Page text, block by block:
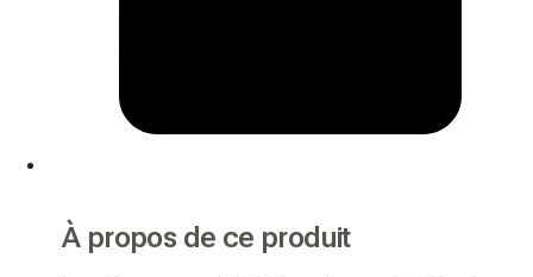
À propos de ce produit